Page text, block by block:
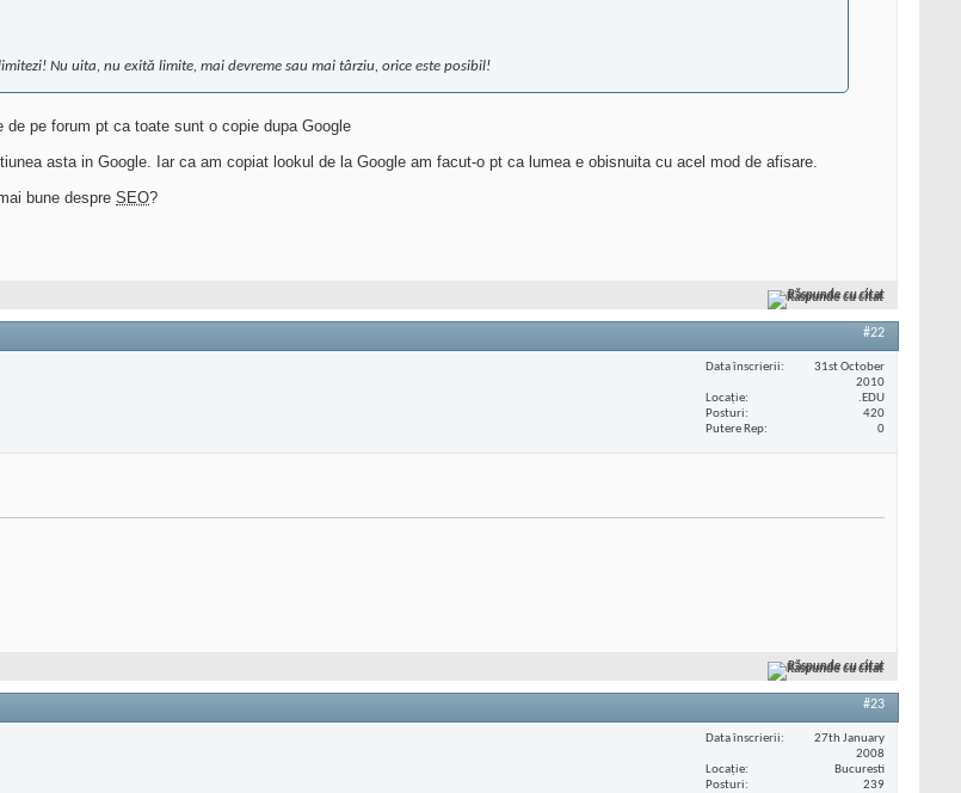
Nu uita, nu exită limite, mai devreme sau mai târziu, orice este posibil!
pe forum pt ca toate sunt o copie dupa Google
asta in Google. Iar ca am copiat lookul de la Google am facut-o pt ca lumea e obisnuita cu acel mod de afisare.
bune despre SEO?
Răspunde cu citat
#22
Data înscrierii
31st October
2010
Locaţie
.EDU
Posturi
420
Putere Rep
0
Răspunde cu citat
#23
Data înscrierii
27th January
2008
Locaţie
Bucuresti
Posturi
239